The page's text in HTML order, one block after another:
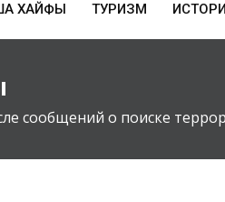
ХАЙФЫ ТУРИЗМ
сообщений о поиске